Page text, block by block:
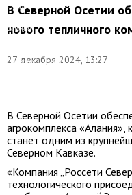
В Северной Осетии
нового тепличного
27 декабря 2024, 13:27
Фото:
пресс-
служба
правительства
В Северной Осетии
агрокомплекса «Алания»,
станет одним из
Северном Кавказе.
«Компания „Россети
технологического